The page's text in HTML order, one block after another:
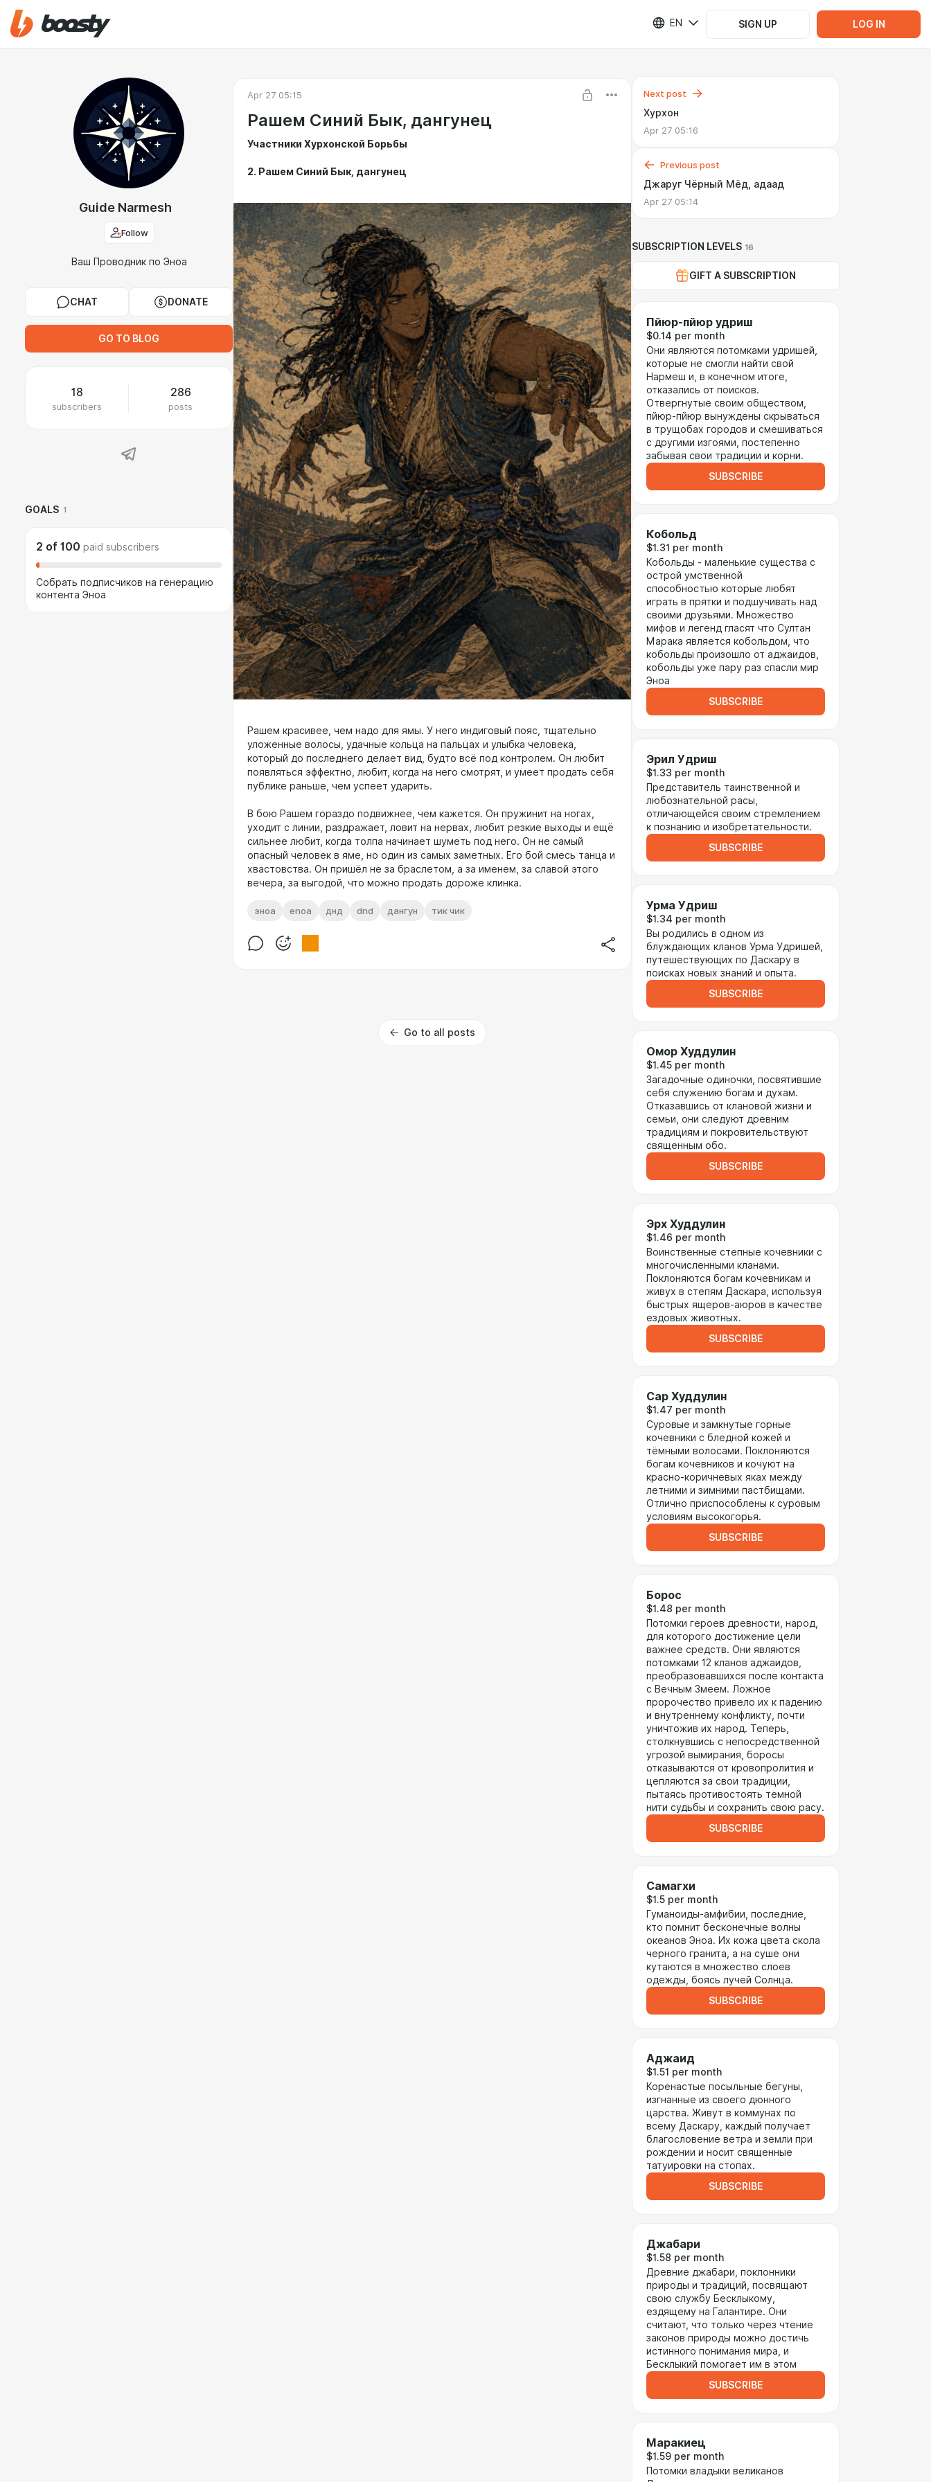
EN SIGN UP LOG IN
Guide Narmesh
Follow
Ваш Проводник по Эноа
CHAT DONATE
GO TO BLOG
18
subscribers
286
posts
GOALS 1
2 of 100 paid subscribers
Собрать подписчиков на генерацию
контента Эноа
Apr 27 05:15
Рашем Синий Бык, дангунец
Участники Хурхонской Борьбы
2. Рашем Синий Бык, дангунец
Рашем красивее, чем надо для ямы. У него индиговый пояс, тщательно
уложенные волосы, удачные кольца на пальцах и улыбка человека,
который до последнего делает вид, будто всё под контролем. Он любит
появляться эффектно, любит, когда на него смотрят, и умеет продать себя
публике раньше, чем успеет ударить.
В бою Рашем гораздо подвижнее, чем кажется. Он пружинит на ногах,
уходит с линии, раздражает, ловит на нервах, любит резкие выходы и ещё
сильнее любит, когда толпа начинает шуметь под него. Он не самый
опасный человек в яме, но один из самых заметных. Его бой смесь танца и
хвастовства. Он пришёл не за браслетом, а за именем, за славой этого
вечера, за выгодой, что можно продать дороже клинка.
эноа enoa днд dnd дангун тик чик
Go to all posts
Next post
Хурхон
Apr 27 05:16
Previous post
Джаруг Чёрный Мёд, адаад
Apr 27 05:14
SUBSCRIPTION LEVELS 16
GIFT A SUBSCRIPTION
Пйюр-пйюр удриш
$0.14 per month
Они являются потомками удришей,
которые не смогли найти свой
Нармеш и, в конечном итоге,
отказались от поисков.
Отвергнутые своим обществом,
пйюр-пйюр вынуждены скрываться
в трущобах городов и смешиваться
с другими изгоями, постепенно
забывая свои традиции и корни.
SUBSCRIBE
Кобольд
$1.31 per month
Кобольды - маленькие существа с
острой умственной
способностью которые любят
играть в прятки и подшучивать над
своими друзьями. Множество
мифов и легенд гласят что Султан
Марака является кобольдом, что
кобольды произошло от аджаидов,
кобольды уже пару раз спасли мир
Эноа
SUBSCRIBE
Эрил Удриш
$1.33 per month
Представитель таинственной и
любознательной расы,
отличающейся своим стремлением
к познанию и изобретательности.
SUBSCRIBE
Урма Удриш
$1.34 per month
Вы родились в одном из
блуждающих кланов Урма Удришей,
путешествующих по Даскару в
поисках новых знаний и опыта.
SUBSCRIBE
Омор Худдулин
$1.45 per month
Загадочные одиночки, посвятившие
себя служению богам и духам.
Отказавшись от клановой жизни и
семьи, они следуют древним
традициям и покровительствуют
священным обо.
SUBSCRIBE
Эрх Худдулин
$1.46 per month
Воинственные степные кочевники с
многочисленными кланами.
Поклоняются богам кочевникам и
живух в степям Даскара, используя
быстрых ящеров-аюров в качестве
ездовых животных.
SUBSCRIBE
Сар Худдулин
$1.47 per month
Суровые и замкнутые горные
кочевники с бледной кожей и
тёмными волосами. Поклоняются
богам кочевников и кочуют на
красно-коричневых яках между
летними и зимними пастбищами.
Отлично приспособлены к суровым
условиям высокогорья.
SUBSCRIBE
Борос
$1.48 per month
Потомки героев древности, народ,
для которого достижение цели
важнее средств. Они являются
потомками 12 кланов аджаидов,
преобразовавшихся после контакта
с Вечным Змеем. Ложное
пророчество привело их к падению
и внутреннему конфликту, почти
уничтожив их народ. Теперь,
столкнувшись с непосредственной
угрозой вымирания, боросы
отказываются от кровопролития и
цепляются за свои традиции,
пытаясь противостоять темной
нити судьбы и сохранить свою расу.
SUBSCRIBE
Самагхи
$1.5 per month
Гуманоиды-амфибии, последние,
кто помнит бесконечные волны
океанов Эноа. Их кожа цвета скола
черного гранита, а на суше они
кутаются в множество слоев
одежды, боясь лучей Солнца.
SUBSCRIBE
Аджаид
$1.51 per month
Коренастые посыльные бегуны,
изгнанные из своего дюнного
царства. Живут в коммунах по
всему Даскару, каждый получает
благословение ветра и земли при
рождении и носит священные
татуировки на стопах.
SUBSCRIBE
Джабари
$1.58 per month
Древние джабари, поклонники
природы и традиций, посвящают
свою службу Бесклыкому,
ездящему на Галантире. Они
считают, что только через чтение
законов природы можно достичь
истинного понимания мира, и
Бесклыкий помогает им в этом
SUBSCRIBE
Маракиец
$1.59 per month
Потомки владыки великанов